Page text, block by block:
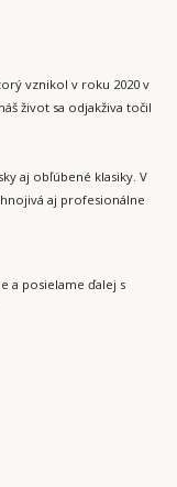
vznikol v roku 2020 v
život sa odjakživa točil
aj obľúbené klasiky. V
aj profesionálne
a posielame ďalej s